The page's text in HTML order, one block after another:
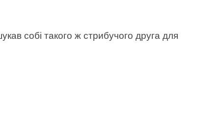
собі такого ж стрибучого друга для